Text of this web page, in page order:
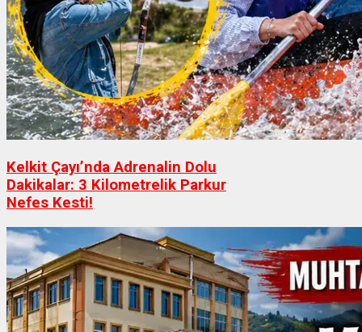
Kelkit Çayı’nda Adrenalin Dolu
Dakikalar: 3 Kilometrelik Parkur
Nefes Kesti!